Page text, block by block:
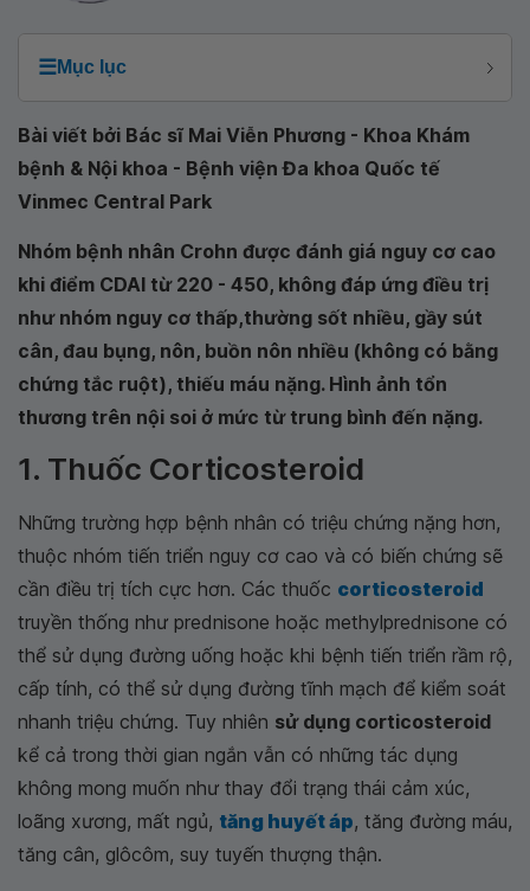
☰Mục lục
Bài viết bởi Bác sĩ Mai Viễn Phương - Khoa Khám
bệnh & Nội khoa - Bệnh viện Đa khoa Quốc tế
Vinmec Central Park
Nhóm bệnh nhân Crohn được đánh giá nguy cơ cao
khi điểm CDAI từ 220 - 450, không đáp ứng điều trị
như nhóm nguy cơ thấp,thường sốt nhiều, gầy sút
cân, đau bụng, nôn, buồn nôn nhiều (không có bằng
chứng tắc ruột), thiếu máu nặng. Hình ảnh tổn
thương trên nội soi ở mức từ trung bình đến nặng.
1. Thuốc Corticosteroid
Những trường hợp bệnh nhân có triệu chứng nặng hơn,
thuộc nhóm tiến triển nguy cơ cao và có biến chứng sẽ
cần điều trị tích cực hơn. Các thuốc corticosteroid
truyền thống như prednisone hoặc methylprednisone có
thể sử dụng đường uống hoặc khi bệnh tiến triển rầm rộ,
cấp tính, có thể sử dụng đường tĩnh mạch để kiểm soát
nhanh triệu chứng. Tuy nhiên sử dụng corticosteroid
kể cả trong thời gian ngắn vẫn có những tác dụng
không mong muốn như thay đổi trạng thái cảm xúc,
loãng xương, mất ngủ, tăng huyết áp, tăng đường máu,
tăng cân, glôcôm, suy tuyến thượng thận.